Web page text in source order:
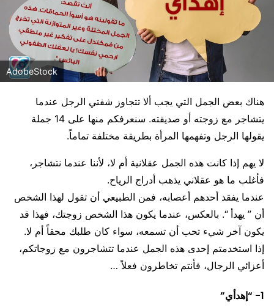
AdobeStock
هناك بعض الجمل التي يجب ألا تتجاوز شفتي الرجل عندما
يتشاجر مع زوجته أو صديقته. سنعرفكم منها على 14 جملة
يقولها الرجل وتفهمها المرأة بطريقة مختلفة تماماً.
لا يهم إذا كانت هذه الجمل عقلانية أم لا، لأننا عندما نتشاجر،
فأغلب ما هو عقلاني يذهب أدراج الرياح.
عندما يفقد أحدهم أعصابه، فمن الطبيعي أن تقول لهذا الشخص
أن ” يهدأ “. بالعكس، عندما يكون هذا الشخص زوجتك، فهذا قد
يكون آخر شيء تحب أن تسمعه، سواء كان طلبك محقاً أم لا.
إذا استخدمتم إحدى هذه الجمل عندما تتشاجرون مع زوجاتكم،
أعزائي الرجال، فأنتم تخاطرون فعلاً …
1- “إهدأي”